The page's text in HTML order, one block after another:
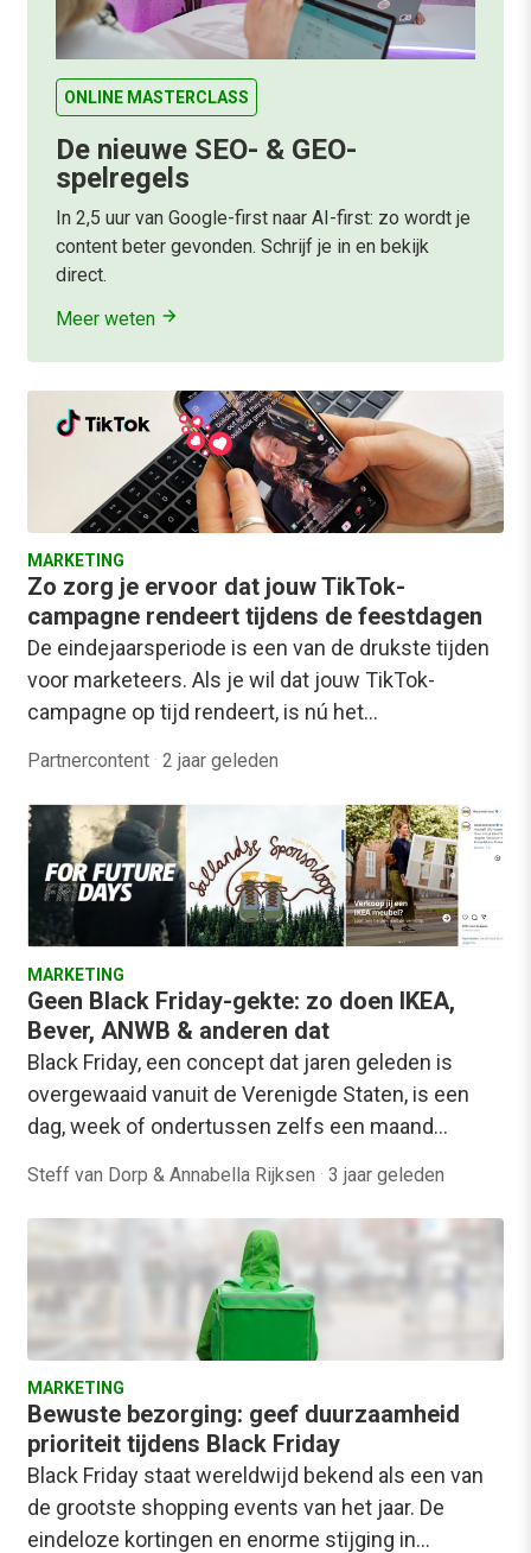
ONLINE MASTERCLASS
De nieuwe SEO- & GEO-
spelregels
In 2,5 uur van Google-first naar AI-first: zo wordt je
content beter gevonden. Schrijf je in en bekijk
direct.
Meer weten
MARKETING
Zo zorg je ervoor dat jouw TikTok-
campagne rendeert tijdens de feestdagen
De eindejaarsperiode is een van de drukste tijden
voor marketeers. Als je wil dat jouw TikTok-
campagne op tijd rendeert, is nú het…
Partnercontent · 2 jaar geleden
MARKETING
Geen Black Friday-gekte: zo doen IKEA,
Bever, ANWB & anderen dat
Black Friday, een concept dat jaren geleden is
overgewaaid vanuit de Verenigde Staten, is een
dag, week of ondertussen zelfs een maand…
Steff van Dorp & Annabella Rijksen · 3 jaar geleden
MARKETING
Bewuste bezorging: geef duurzaamheid
prioriteit tijdens Black Friday
Black Friday staat wereldwijd bekend als een van
de grootste shopping events van het jaar. De
eindeloze kortingen en enorme stijging in…